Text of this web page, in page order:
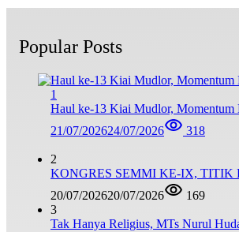
Popular Posts
1
Haul ke-13 Kiai Mudlor, Momentum
21/07/202624/07/2026 318
2
KONGRES SEMMI KE-IX, TITIK
20/07/202620/07/2026
169
3
Tak Hanya Religius, MTs Nurul